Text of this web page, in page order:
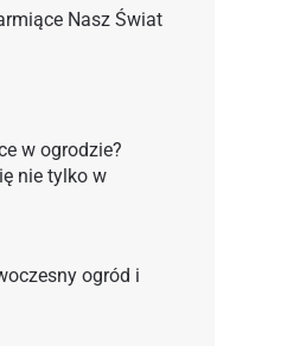
Nasz Świat
w ogrodzie?
nie tylko w
ogród i